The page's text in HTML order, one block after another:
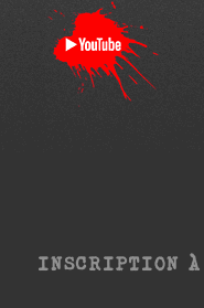
INSCRIPTION À